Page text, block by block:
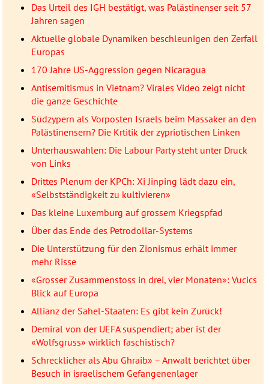
Das Urteil des IGH bestätigt, was Palästinenser seit 57
Jahren sagen
Aktuelle globale Dynamiken beschleunigen den Zerfall
Europas
170 Jahre US-Aggression gegen Nicaragua
Antisemitismus in Vietnam? Virales Video zeigt nicht
die ganze Geschichte
Südzypern als Vorposten Israels beim Massaker an den
Palästinensern? Die Krtitik der zypriotischen Linken
Unterhauswahlen: Die Labour Party steht unter Druck
von Links
Drittes Plenum der KPCh: Xi Jinping lädt dazu ein,
«Selbstständigkeit zu kultivieren»
Das kleine Luxemburg auf grossem Kriegspfad
Über das Ende des Petrodollar-Systems
Die Unterstützung für den Zionismus erhält immer
mehr Risse
«Grosser Zusammenstoss in drei, vier Monaten»: Vucics
Blick auf Europa
Allianz der Sahel-Staaten: Es gibt kein Zurück!
Demiral von der UEFA suspendiert; aber ist der
«Wolfsgruss» wirklich faschistisch?
Schrecklicher als Abu Ghraib» – Anwalt berichtet über
Besuch in israelischem Gefangenenlager